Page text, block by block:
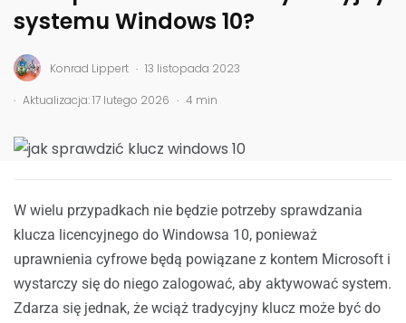
systemu Windows 10?
Konrad Lippert . 13 listopada 2023
. Aktualizacja: 17 lutego 2026 . 4 min
W wielu przypadkach nie będzie potrzeby sprawdzania
klucza licencyjnego do Windowsa 10, ponieważ
uprawnienia cyfrowe będą powiązane z kontem Microsoft i
wystarczy się do niego zalogować, aby aktywować system.
Zdarza się jednak, że wciąż tradycyjny klucz może być do